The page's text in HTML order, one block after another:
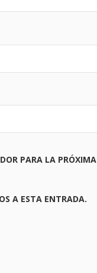
PARA LA PRÓXIMA
A ESTA ENTRADA.